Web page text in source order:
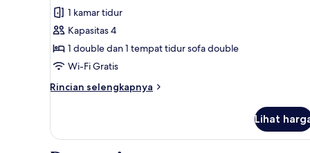
Classic
room
with
balcony
sea
side
1 kamar tidur
Kapasitas 4
1 double dan 1 tempat tidur sofa double
Wi-Fi Gratis
Rincian selengkapnya
Rincian
Classic
Lihat